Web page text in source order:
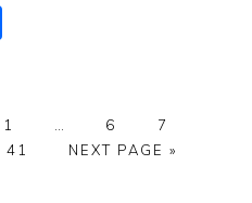
PAGE
1
pages
PAGE
6 PAGE
7
PAGE
41
GO
NEXT PAGE »